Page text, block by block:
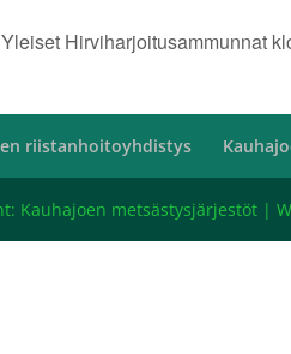
Yleiset Hirviharjoitusammunnat
riistanhoitoyhdistys
Kauhajoen metsästysjärjestöt |